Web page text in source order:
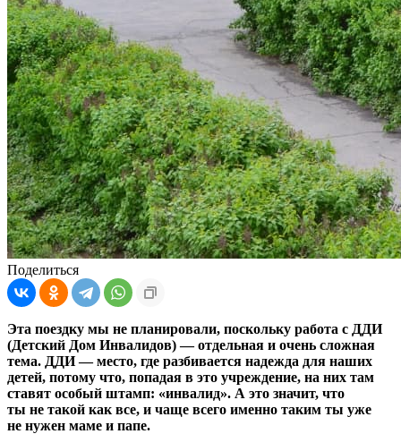
Поделиться
Эта поездку мы не планировали, поскольку работа с ДДИ
(Детский Дом Инвалидов) — отдельная и очень сложная
тема. ДДИ — место, где разбивается надежда для наших
детей, потому что, попадая в это учреждение, на них там
ставят особый штамп: «инвалид». А это значит, что
ты не такой как все, и чаще всего именно таким ты уже
не нужен маме и папе.